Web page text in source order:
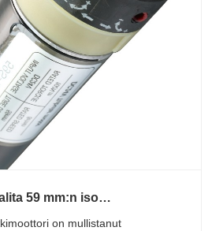
59 mm:n iso
on mullistanut